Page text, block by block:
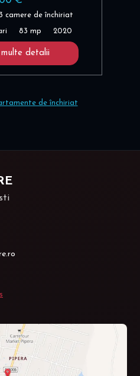
camere de închiriat
83 mp 2020
multe detalii
de închiriat